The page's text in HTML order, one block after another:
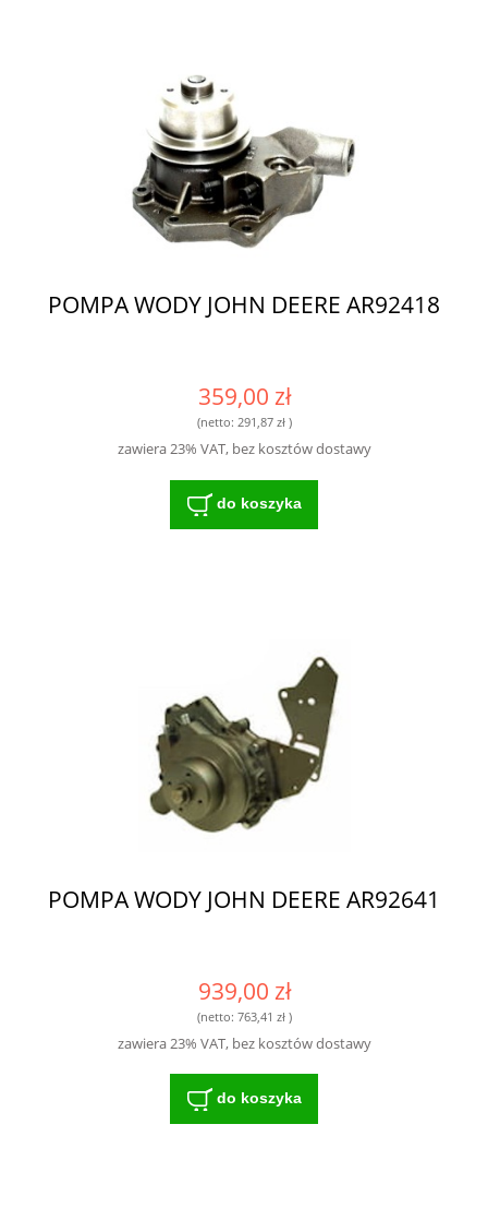
POMPA WODY JOHN DEERE AR92418
359,00 zł
(netto: 291,87 zł)
zawiera 23% VAT, bez kosztów dostawy
do koszyka
POMPA WODY JOHN DEERE AR92641
939,00 zł
(netto: 763,41 zł)
zawiera 23% VAT, bez kosztów dostawy
do koszyka